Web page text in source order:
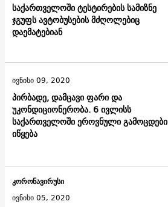
საქართველოში ტესტირების სამიზნე
ჯგუფს ავტობუსების მძღოლებიც
დაემატებიან
პირბადე, დამცავი ფარი და
უკონდიციონერობა. 6 ივლისს
საქართველოში ეროვნული გამოცდები
იწყება
ივნისი 09, 2020
კორონავირუსი
ივნისი 05, 2020